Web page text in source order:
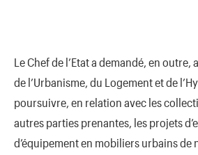
Le Chef de l’Etat a demandé, en
de l’Urbanisme, du Logement et de
poursuivre, en relation avec les
autres parties prenantes, les projets
d’équipement en mobiliers urbains de